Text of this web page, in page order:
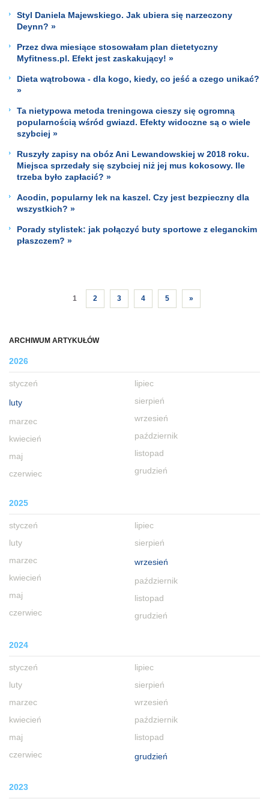
ARCHIWUM ARTYKUŁÓW
2026
styczeń
luty
marzec
kwiecień
maj
czerwiec
lipiec
sierpień
wrzesień
październik
listopad
grudzień
2025
styczeń
luty
marzec
kwiecień
maj
czerwiec
lipiec
sierpień
wrzesień
październik
listopad
grudzień
2024
styczeń
luty
marzec
kwiecień
maj
czerwiec
lipiec
sierpień
wrzesień
październik
listopad
grudzień
2023
Styl Daniela Majewskiego. Jak ubiera się narzeczony
Deynn? »
Przez dwa miesiące stosowałam plan dietetyczny
Myfitness.pl. Efekt jest zaskakujący! »
Dieta wątrobowa - dla kogo, kiedy, co jeść a czego unikać?
»
Ta nietypowa metoda treningowa cieszy się ogromną
popularnością wśród gwiazd. Efekty widoczne są o wiele
szybciej »
Ruszyły zapisy na obóz Ani Lewandowskiej w 2018 roku.
Miejsca sprzedały się szybciej niż jej mus kokosowy. Ile
trzeba było zapłacić? »
Acodin, popularny lek na kaszel. Czy jest bezpieczny dla
wszystkich? »
Porady stylistek: jak połączyć buty sportowe z eleganckim
płaszczem? »
1 2 3 4 5 »